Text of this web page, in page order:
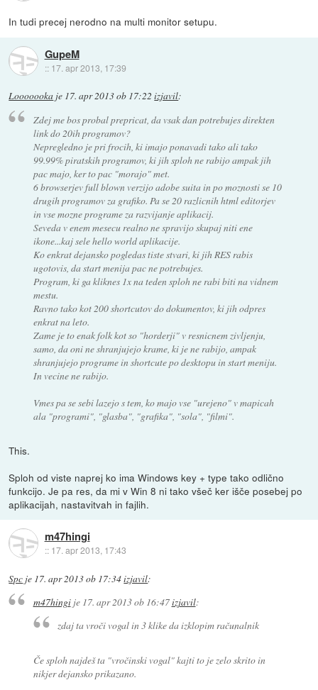
In tudi precej nerodno na multi monitor setupu.
GupeM
:: 17. apr 2013, 17:39
Looooooka je 17. apr 2013 ob 17:22 izjavil:
Zdej me bos probal prepricat, da vsak dan potrebujes direkten
link do 20ih programov?
Nepregledno je pri frocih, ki imajo ponavadi tako ali tako
99.99% piratskih programov, ki jih sploh ne rabijo ampak jih
pac majo, ker to pac "morajo" met.
6 browserjev full blown verzijo adobe suita in po moznosti se 10
drugih programov za grafiko. Pa se 20 razlicnih html editorjev
in vse mozne programe za razvijanje aplikacij.
Seveda v enem mesecu realno ne spravijo skupaj niti ene
ikone...kaj sele hello world aplikacije.
Ko enkrat dejansko pogledas tiste stvari, ki jih RES rabis
ugotovis, da start menija pac ne potrebujes.
Program, ki ga kliknes 1x na teden sploh ne rabi biti na vidnem
mestu.
Ravno tako kot 200 shortcutov do dokumentov, ki jih odpres
enkrat na leto.
Zame je to enak folk kot so "horderji" v resnicnem zivljenju,
samo, da oni ne shranjujejo krame, ki je ne rabijo, ampak
shranjujejo programe in shortcute po desktopu in start meniju.
In vecine ne rabijo.
Vmes pa se sebi lazejo s tem, ko majo vse "urejeno" v mapicah
ala "programi", "glasba", "grafika", "sola", "filmi".
This.
Sploh od viste naprej ko ima Windows key + type tako odlično
funkcijo. Je pa res, da mi v Win 8 ni tako všeč ker išče posebej po
aplikacijah, nastavitvah in fajlih.
m47hingi
:: 17. apr 2013, 17:43
Spc je 17. apr 2013 ob 17:34izjavil:
m47hingije 17. apr 2013 ob 16:47izjavil:
zdaj ta vroči vogal in 3 klike da izklopim računalnik
Če sploh najdeš ta "vročinski vogal" kajti to je zelo skrito in
nikjer dejansko prikazano.